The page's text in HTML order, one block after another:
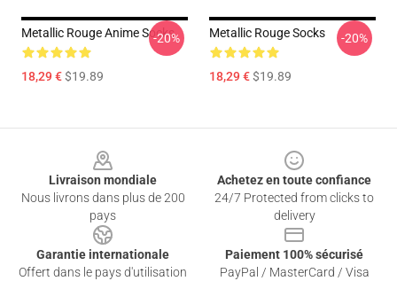
Metallic Rouge Anime Socks
18,29 €$19.89
-20% Metallic Rouge Socks
18,29 €$19.89
-20%
Livraison mondiale
Nous livrons dans plus de 200
pays
Achetez en toute confiance
24/7 Protected from clicks to
delivery
Garantie internationale
Offert dans le pays d'utilisation
Paiement 100% sécurisé
PayPal / MasterCard / Visa